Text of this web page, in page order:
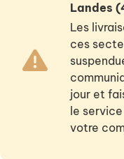
Landes
Les
ces
jour et
le
votre